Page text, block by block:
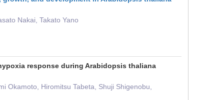
Nakai, Takato Yano
response during Arabidopsis thaliana
Okamoto, Hiromitsu Tabeta, Shuji Shigenobu,